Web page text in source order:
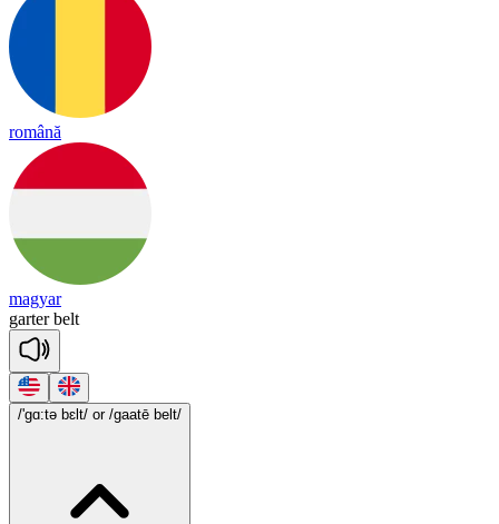
română
magyar
garter belt
/'gɑ:tə bɛlt/ or /gaatē belt/